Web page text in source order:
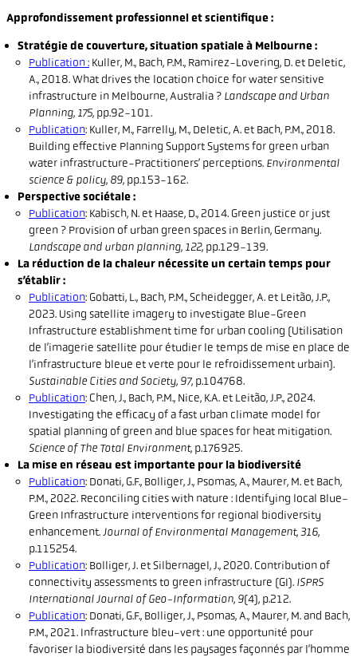
Approfondissement professionnel et scientifique :
Stratégie de couverture, situation spatiale à Melbourne :
Publication : Kuller, M., Bach, P.M., Ramirez-Lovering, D. et Deletic,
A., 2018. What drives the location choice for water sensitive
infrastructure in Melbourne, Australia ? Landscape and Urban
Planning, 175, pp.92-101.
Publication: Kuller, M., Farrelly, M., Deletic, A. et Bach, P.M., 2018.
Building effective Planning Support Systems for green urban
water infrastructure-Practitioners’ perceptions. Environmental
science & policy, 89, pp.153-162.
Perspective sociétale :
Publication: Kabisch, N. et Haase, D., 2014. Green justice or just
green ? Provision of urban green spaces in Berlin, Germany.
Landscape and urban planning, 122, pp.129-139.
La réduction de la chaleur nécessite un certain temps pour
s’établir :
Publication: Gobatti, L., Bach, P.M., Scheidegger, A. et Leitão, J.P.,
2023. Using satellite imagery to investigate Blue-Green
Infrastructure establishment time for urban cooling (Utilisation
de l’imagerie satellite pour étudier le temps de mise en place de
l’infrastructure bleue et verte pour le refroidissement urbain).
Sustainable Cities and Society, 97, p.104768.
Publication: Chen, J., Bach, P.M., Nice, K.A. et Leitão, J.P., 2024.
Investigating the efficacy of a fast urban climate model for
spatial planning of green and blue spaces for heat mitigation.
Science of The Total Environment, p.176925.
La mise en réseau est importante pour la biodiversité
Publication: Donati, G.F., Bolliger, J., Psomas, A., Maurer, M. et Bach,
P.M., 2022. Reconciling cities with nature : Identifying local Blue-
Green Infrastructure interventions for regional biodiversity
enhancement. Journal of Environmental Management, 316,
p.115254.
Publication: Bolliger, J. et Silbernagel, J., 2020. Contribution of
connectivity assessments to green infrastructure (GI). ISPRS
International Journal of Geo-Information, 9(4), p.212.
Publication: Donati, G.F., Bolliger, J., Psomas, A., Maurer, M. and Bach,
P.M., 2021. Infrastructure bleu-vert : une opportunité pour
favoriser la biodiversité dans les paysages façonnés par l’homme